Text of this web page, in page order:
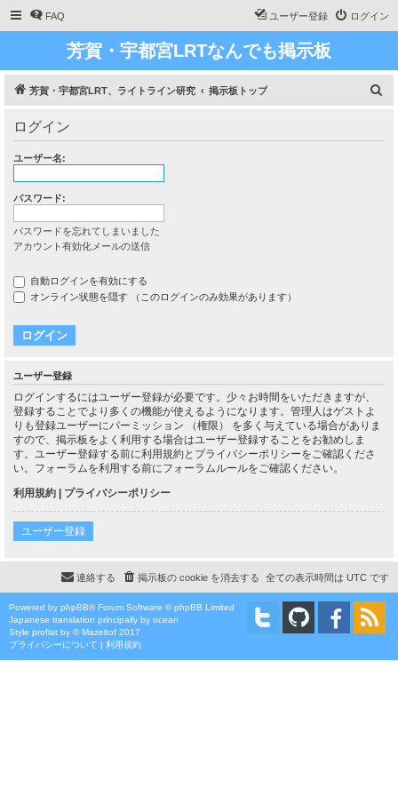
FAQ ログイン
ユーザー登録
芳賀・宇都宮LRTなんでも掲示板
芳賀・宇都宮LRT、ライトライン研究 掲示板トップ
ログイン
ユーザー名:
パスワード:
パスワードを忘れてしまいました
アカウント有効化メールの送信
自動ログインを有効にする
オンライン状態を隠す （このログインのみ効果があります）
ユーザー登録
ログインするにはユーザー登録が必要です。少々お時間をいただきますが、
登録することでより多くの機能が使えるようになります。管理人はゲストよ
りも登録ユーザーにパーミッション （権限） を多く与えている場合がありま
すので、掲示板をよく利用する場合はユーザー登録することをお勧めしま
す。ユーザー登録する前に利用規約とプライバシーポリシーをご確認くださ
い。フォーラムを利用する前にフォーラムルールをご確認ください。
利用規約 | プライバシーポリシー
ユーザー登録
全ての表示時間は UTC です
掲示板の cookie を消去する
連絡する
Powered by phpBB® Forum Software © phpBB Limited
Japanese translation principally by ocean
Style proflat by ©Mazeltof 2017
プライバシーについて | 利用規約